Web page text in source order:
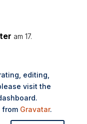
am 17.
editing,
visit the
from Gravatar.